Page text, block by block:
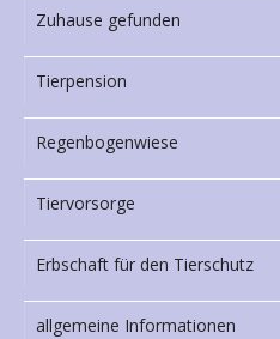
Zuhause gefunden
Tierpension
Regenbogenwiese
Tiervorsorge
Erbschaft für den Tierschutz
allgemeine Informationen